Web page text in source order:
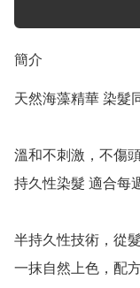
簡介
天然海藻精華 染髮
溫和不刺激，不傷
持久性染髮 適合每
半持久性技術，從
一抹自然上色，配